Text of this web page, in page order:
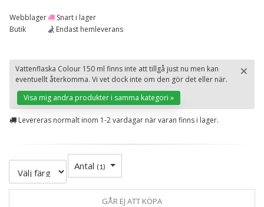
Webblager
Snart i lager
Butik
Endast hemleverans
×
Vattenflaska Colour 150 ml finns inte att tillgå just nu men kan
eventuellt återkomma. Vi vet dock inte om den gör det eller när.
Visa mig andra produkter i samma kategori »
Levereras normalt inom 1-2 vardagar när varan finns i lager.
Antal (1)
GÅR EJ ATT KÖPA